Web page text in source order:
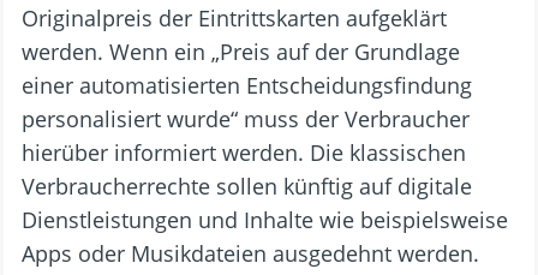
Originalpreis der Eintrittskarten aufgeklärt
werden. Wenn ein „Preis auf der Grundlage
einer automatisierten Entscheidungsfindung
personalisiert wurde“ muss der Verbraucher
hierüber informiert werden. Die klassischen
Verbraucherrechte sollen künftig auf digitale
Dienstleistungen und Inhalte wie beispielsweise
Apps oder Musikdateien ausgedehnt werden.